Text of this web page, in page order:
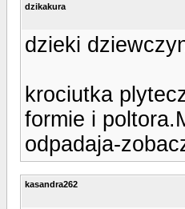
dzikakura
dzieki
krociutka
formie i
odpadaja-
kasandra262